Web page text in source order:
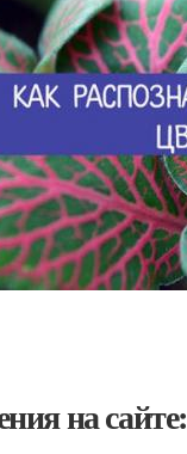
на сайте: